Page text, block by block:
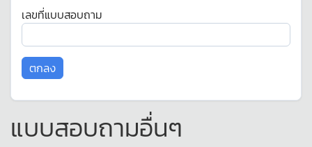
เลขที่แบบสอบถาม
แบบสอบถามอื่นๆ